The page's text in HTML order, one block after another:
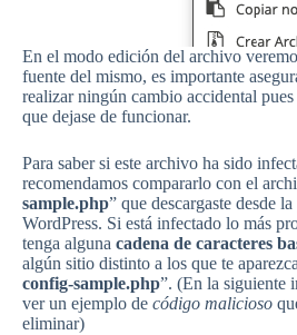
En el modo edición del archivo
fuente del mismo, es importante
realizar ningún cambio accidental
que dejase de funcionar.
Para saber si este archivo ha sido
recomendamos compararlo con el
sample.php” que descargaste desde
WordPress. Si está infectado lo más
tenga alguna cadena de caracteres
algún sitio distinto a los que te
config-sample.php”. (En la siguiente
ver un ejemplo de código malicioso
eliminar)